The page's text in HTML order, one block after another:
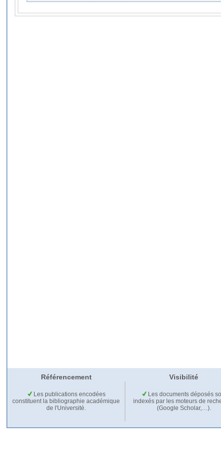
Référencement Visibilité
Les publications encodées
constituent la bibliographie académique
de l'Université.
Les documents déposés
indexés par les moteurs de
(Google Scholar,…).